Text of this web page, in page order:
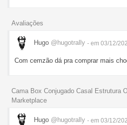
Avaliações
Hugo @hugotrally - em 03/12/
Com cemzão dá pra comprar mais
Cama Box Conjugado Casal Estrutura
Marketplace
Hugo @hugotrally - em 03/12/